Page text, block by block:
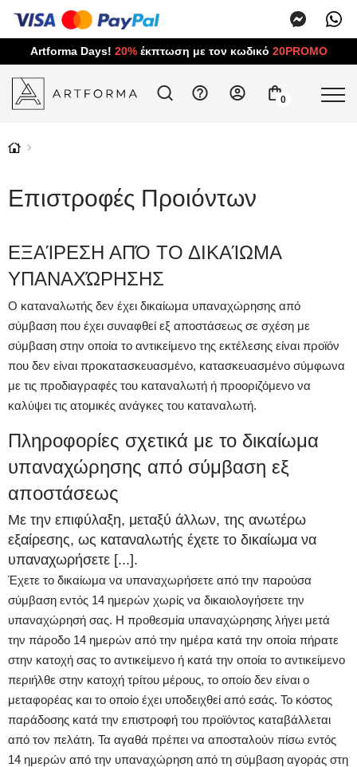
Artforma Days! 20%έκπτωση με τον κωδικό 20PROMO
0
Επιστροφές Προιόντων
ΕΞΑΊΡΕΣΗ ΑΠΌ ΤΟ ΔΙΚΑΊΩΜΑ
ΥΠΑΝΑΧΏΡΗΣΗΣ
Ο καταναλωτής δεν έχει δικαίωμα υπαναχώρησης από
σύμβαση που έχει συναφθεί εξ αποστάσεως σε σχέση με
σύμβαση στην οποία το αντικείμενο της εκτέλεσης είναι προϊόν
που δεν είναι προκατασκευασμένο, κατασκευασμένο σύμφωνα
με τις προδιαγραφές του καταναλωτή ή προοριζόμενο να
καλύψει τις ατομικές ανάγκες του καταναλωτή.
Πληροφορίες σχετικά με το δικαίωμα
υπαναχώρησης από σύμβαση εξ
αποστάσεως
Με την επιφύλαξη, μεταξύ άλλων, της ανωτέρω
εξαίρεσης, ως καταναλωτής έχετε το δικαίωμα να
υπαναχωρήσετε [...].
Έχετε το δικαίωμα να υπαναχωρήσετε από την παρούσα
σύμβαση εντός 14 ημερών χωρίς να δικαιολογήσετε την
υπαναχώρησή σας. Η προθεσμία υπαναχώρησης λήγει μετά
την πάροδο 14 ημερών από την ημέρα κατά την οποία πήρατε
στην κατοχή σας το αντικείμενο ή κατά την οποία το αντικείμενο
περιήλθε στην κατοχή τρίτου μέρους, το οποίο δεν είναι ο
μεταφορέας και το οποίο έχει υποδειχθεί από εσάς. Το κόστος
παράδοσης κατά την επιστροφή του προϊόντος καταβάλλεται
από τον πελάτη. Τα αγαθά πρέπει να αποσταλούν πίσω εντός
14 ημερών από την υπαναχώρηση από τη σύμβαση αγοράς στη